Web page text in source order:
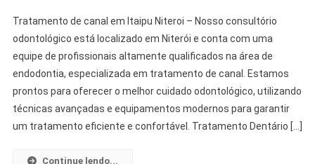
Tratamento de canal em Itaipu Niteroi – Nosso consultório
odontológico está localizado em Niterói e conta com uma
equipe de profissionais altamente qualificados na área de
endodontia, especializada em tratamento de canal. Estamos
prontos para oferecer o melhor cuidado odontológico, utilizando
técnicas avançadas e equipamentos modernos para garantir
um tratamento eficiente e confortável. Tratamento Dentário […]
Continue lendo...